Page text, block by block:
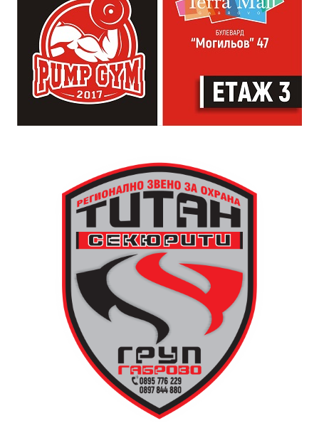
именно тя прави едно населено място град“,
коментира Симеонов.
Сто и пет години след построяването на първата
часовникова кула, механизмът ѝ е заменен с нов,
дело на двама тревненски майстори – Генчо Колев и
Христо Василев, през 1883 година. Той работи до
1945 година, когато самата кула е съборена. Нейното
жители, съхранено и предадено по-късно на
дряновския музей.